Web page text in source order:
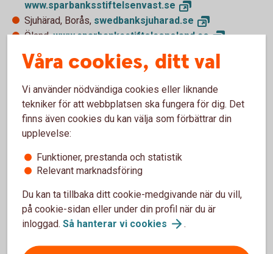
www.sparbanksstiftelsenvast.se
Sjuhärad, Borås, swedbanksjuharad.se
Öland,www.sparbanksstiftelsenoland.se
Öresund, Lund,
www.sparbanksstiftelsenoresund.se
Sparbanksstiftelsernas Barn- och Ungdomsstiftelse
har till uppgift att lämna bidrag till barn, som
barn, som på annat sätt drabbats av traumatisk
händelse.
Till stiftelsenshemsida
Våra cookies, ditt val
Vi använder nödvändiga cookies eller liknande
tekniker för att webbplatsen ska fungera för dig. Det
finns även cookies du kan välja som förbättrar din
upplevelse:
Funktioner, prestanda och statistik
Relevant marknadsföring
Du kan ta tillbaka ditt cookie-medgivande när du vill,
på cookie-sidan eller under din profil när du är
inloggad. Så hanterar vi cookies .